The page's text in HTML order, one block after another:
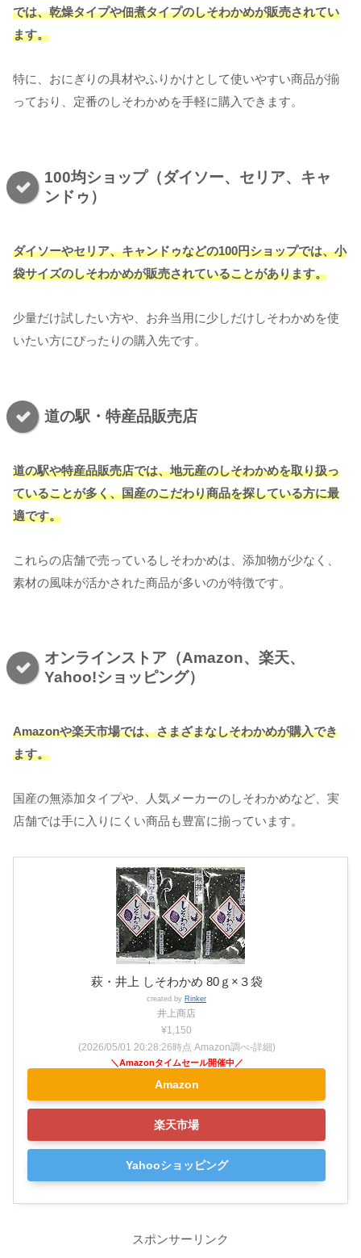
では、乾燥タイプや佃煮タイプのしそわかめが販売されてい
ます。
特に、おにぎりの具材やふりかけとして使いやすい商品が揃
っており、定番のしそわかめを手軽に購入できます。
100均ショップ（ダイソー、セリア、キャ
ンドゥ）
ダイソーやセリア、キャンドゥなどの100円ショップでは、小
袋サイズのしそわかめが販売されていることがあります。
少量だけ試したい方や、お弁当用に少しだけしそわかめを使
いたい方にぴったりの購入先です。
道の駅・特産品販売店
道の駅や特産品販売店では、地元産のしそわかめを取り扱っ
ていることが多く、国産のこだわり商品を探している方に最
適です。
これらの店舗で売っているしそわかめは、添加物が少なく、
素材の風味が活かされた商品が多いのが特徴です。
オンラインストア（Amazon、楽天、
Yahoo!ショッピング）
Amazonや楽天市場では、さまざまなしそわかめが購入でき
ます。
国産の無添加タイプや、人気メーカーのしそわかめなど、実
店舗では手に入りにくい商品も豊富に揃っています。
萩・井上 しそわかめ 80ｇ×３袋
created by Rinker
井上商店
¥1,150
(2026/05/01 20:28:26時点 Amazon調べ-詳細)
Amazon
楽天市場
Yahooショッピング
スポンサーリンク